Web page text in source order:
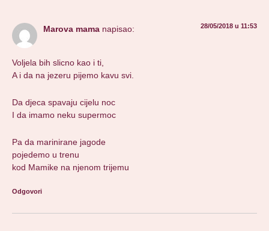
Marova mama napisao: 28/05/2018 u 11:53
Voljela bih slicno kao i ti,
A i da na jezeru pijemo kavu svi.
Da djeca spavaju cijelu noc
I da imamo neku supermoc
Pa da marinirane jagode
pojedemo u trenu
kod Mamike na njenom trijemu
Odgovori